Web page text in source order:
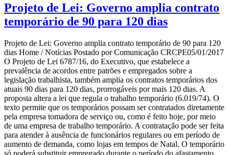
Projeto de Lei: Governo amplia contrato
temporário de 90 para 120 dias
Projeto de Lei: Governo amplia contrato temporário de 90 para 120
dias Home / Notícias Postado por Comunicação CRCPE05/01/2017
O Projeto de Lei 6787/16, do Executivo, que estabelece a
prevalência de acordos entre patrões e empregados sobre a
legislação trabalhista, também amplia os contratos temporários dos
atuais 90 dias para 120 dias, prorrogáveis por mais 120 dias. A
proposta altera a lei que regula o trabalho temporário (6.019/74). O
texto permite que os temporários possam ser contratados diretamente
pela empresa tomadora de serviço ou, como é feito hoje, por meio
de uma empresa de trabalho temporário. A contratação pode ser feita
para atender à ausência de funcionários regulares ou em período de
aumento de demanda, como lojas em tempos de Natal. O temporário
só poderá substituir empregado durante o período do afastamento